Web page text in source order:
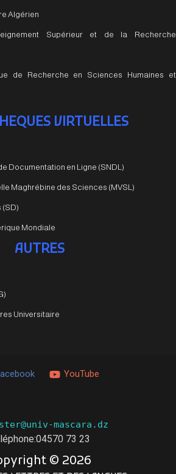
Algérien
Supérieur et de la Recherche
de Recherche en Sciences Humaines et
VIRTUELLES
Documentation en Ligne (SNDL)
Maghrébine des Sciences (MVSL)
Mondiale
AUTRES
Universitaire
YouTube
mascara.dz
73 23
© 2026